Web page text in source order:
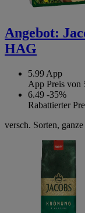
Angebot:
HAG
5.99 App
App Preis von
6.49 -35%
Rabattierter
versch. Sorten,